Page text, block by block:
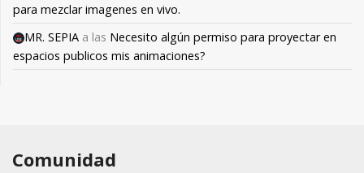
para mezclar imagenes en vivo.
MR. SEPIA a las Necesito algún permiso para proyectar en
espacios publicos mis animaciones?
Comunidad